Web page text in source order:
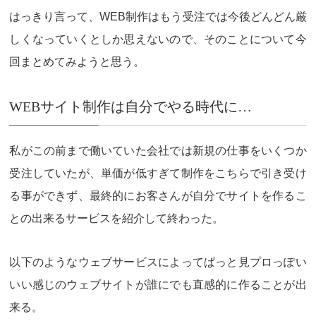
はっきり言って、WEB制作はもう受注では今後どんどん厳
しくなっていくとしか思えないので、そのことについて今
回まとめてみようと思う。
WEBサイト制作は自分でやる時代に…
私がこの前まで働いていた会社では新規の仕事をいくつか
受注していたが、単価が低すぎて制作をこちらで引き受け
る事ができず、最終的にお客さんが自分でサイトを作るこ
との出来るサービスを紹介して終わった。
以下のようなウェブサービスによってぱっと見プロっぽい
いい感じのウェブサイトが誰にでも直感的に作ることが出
来る。